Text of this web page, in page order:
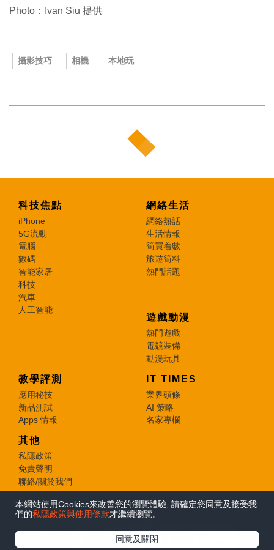
本網站使用Cookies來改善您的瀏覽體驗, 請確定您同意及接受我
們的私隱政策與使用條款才繼續瀏覽。
同意及關閉
Photo：Ivan Siu 提供
攝影技巧 相機 本地玩
科技焦點
iPhone
5G流動
電腦
數碼
智能家居
科技
汽車
人工智能
網絡生活
網絡熱話
生活情報
筍買着數
旅遊筍料
熱門話題
遊戲動漫
熱門遊戲
電競裝備
動漫玩具
教學評測
應用秘技
新品測試
Apps 情報
IT TIMES
業界頭條
AI 策略
名家專欄
其他
私隱政策
免責聲明
聯絡/關於我們
© 2026 e-zone. All Rights Reserved.